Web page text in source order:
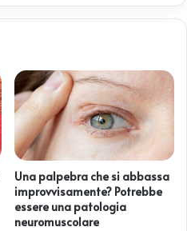
Una palpebra che si abbassa
improvvisamente? Potrebbe
essere una patologia
neuromuscolare